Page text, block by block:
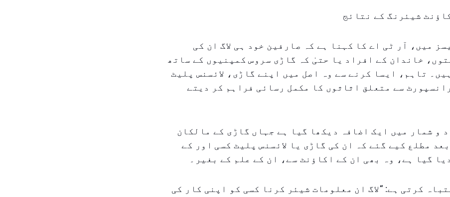
شیئرنگ کے نتائج
میں، آر ٹی اے کا کہنا ہے کہ صارفین خود ہی لاگ ان کی
خاندان کے افراد یا حتیٰ کہ گاڑی سروس کمپنیوں کے ساتھ
تاہم، ایسا کرنے سے وہ اصل میں اپنے گاڑی، لائسنس پلیٹ
سے متعلق اثاثوں کا مکمل رسائی فراہم کر دیتے
و شمار میں ایک اضافہ دیکھا گیا ہے جہاں گاڑی کے مالکان
مطلع کیے گئے کہ ان کی گاڑی یا لائسنس پلیٹ کسی اور کے
گیا ہے، وہ بھی ان کے اکاؤنٹ سے، ان کے علم کے بغیر۔
کرتی ہے: “لاگ ان معلومات شیئر کرنا کسی کو اپنی کار کی